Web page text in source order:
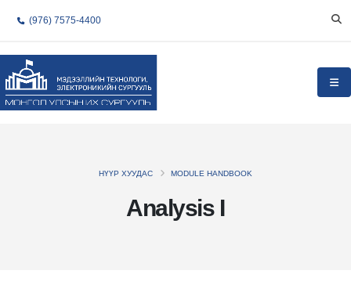
(976) 7575-4400
Analysis I
НҮҮР ХУУДАС MODULE HANDBOOK